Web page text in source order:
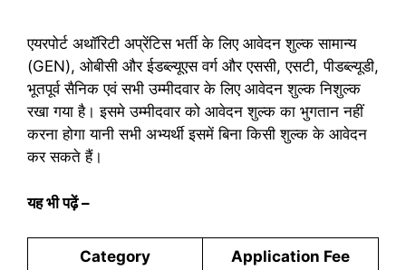
एयरपोर्ट अथॉरिटी अप्रेंटिस भर्ती के लिए आवेदन शुल्क सामान्य
(GEN), ओबीसी और ईडब्ल्यूएस वर्ग और एससी, एसटी, पीडब्ल्यूडी,
भूतपूर्व सैनिक एवं सभी उम्मीदवार के लिए आवेदन शुल्क निशुल्क
रखा गया है। इसमे उम्मीदवार को आवेदन शुल्क का भुगतान नहीं
करना होगा यानी सभी अभ्यर्थी इसमें बिना किसी शुल्क के आवेदन
कर सकते हैं।
यह भी पढ़ें–
Category Application Fee